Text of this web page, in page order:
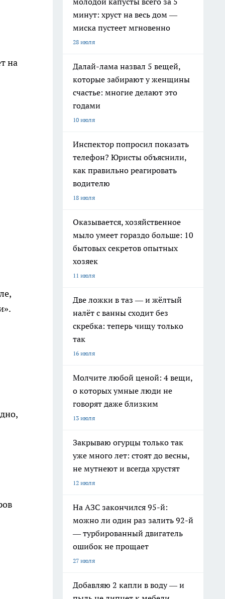
на
минут: хруст на весь дом —
миска пустеет мгновенно
28 июля
Далай-лама назвал 5 вещей,
которые забирают у женщины
счастье: многие делают это
годами
10 июля
Инспектор попросил показать
телефон? Юристы объяснили,
как правильно реагировать
водителю
18 июля
Оказывается, хозяйственное
мыло умеет гораздо больше: 10
бытовых секретов опытных
хозяек
11 июля
Две ложки в таз — и жёлтый
налёт с ванны сходит без
скребка: теперь чищу только
так
16 июля
Молчите любой ценой: 4 вещи,
о которых умные люди не
говорят даже близким
13 июля
Закрываю огурцы только так
уже много лет: стоят до весны,
не мутнеют и всегда хрустят
12 июля
На АЗС закончился 95-й:
можно ли один раз залить 92-й
— турбированный двигатель
ошибок не прощает
27 июля
Добавляю 2 капли в воду — и